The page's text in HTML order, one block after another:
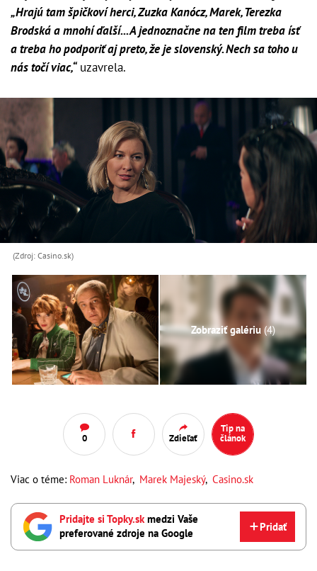
„Hrajú tam špičkoví herci, Zuzka Kanócz, Marek, Terezka
Brodská a mnohí ďalší... A jednoznačne na ten film treba ísť
a treba ho podporiť aj preto, že je slovenský. Nech sa toho u
nás točí viac,“uzavrela.
(Zdroj: Casino.sk)
Zobraziť galériu (4)
0 Zdieľať
Tip na
článok
Viac o téme: Roman Luknár, Marek Majeský, Casino.sk
Pridajte si Topky.skmedzi Vaše
preferované zdroje na Google
Pridať